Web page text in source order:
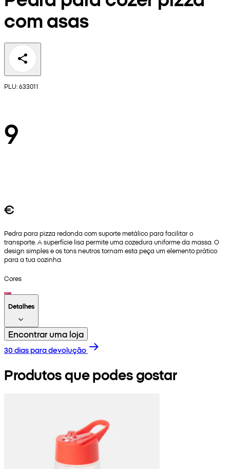
com asas
PLU: 633011
9
€
Pedra para pizza redonda com suporte metálico para facilitar o
transporte. A superfície lisa permite uma cozedura uniforme da massa. O
design simples e os tons neutros tornam esta peça um elemento prático
para a tua cozinha.
Cores
Detalhes
Encontrar uma loja
30 dias para devolução
Produtos que podes gostar